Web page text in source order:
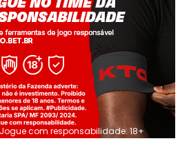
Jogue com responsabilidade. 18+